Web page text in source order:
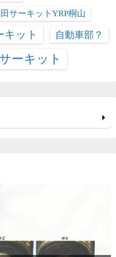
サーキットYRP桐山
キット 自動車部？
ーキット